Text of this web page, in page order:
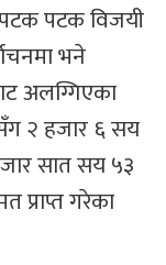
पटक विजयी
भने
अलग्गिएका
२ हजार ६ सय
सात सय ५३
प्राप्त गरेका